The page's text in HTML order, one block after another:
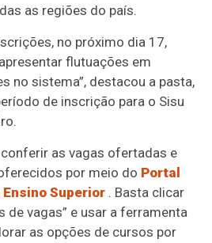
as regiões do país.
no próximo dia 17,
flutuações em
no sistema”, destacou a pasta,
de inscrição para o Sisu
as vagas ofertadas e
por meio do Portal
Superior . Basta clicar
de vagas” e usar a ferramenta
as opções de cursos por